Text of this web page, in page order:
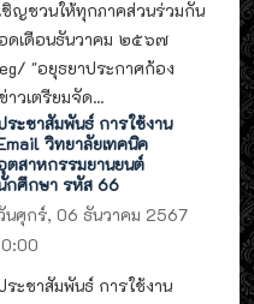
ชิญชวนให้ทุกภาคส่วนร่วมกัน
ดเดือนธันวาคม ๒๕๖๗
"อยุธยาประกาศก้อง
าวเตรียมจัด...
ระชาสัมพันธ์ การใช้งาน
วิทยาลัยเทคนิค
ตสาหกรรมยานยนต์
กศึกษา รหัส 66
นศุกร์, 06 ธันวาคม 2567
ระชาสัมพันธ์ การใช้งาน